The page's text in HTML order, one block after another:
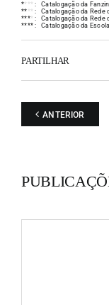
** * * :
Catalogação da
** * * :
Catalogação da Rede
**** :
Catalogação da Rede
**** : Catalogação da
PARTILHAR
ANTERIOR